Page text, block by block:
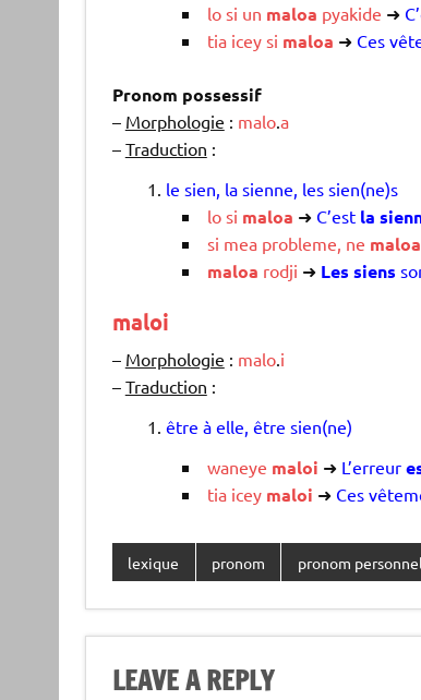
lo si un maloa pyakide ➜
tia icey si maloa ➜ Ces
Pronom possessif
– Morphologie : malo. a
– Traduction :
le sien, la sienne, les sien(ne)s
lo si maloa ➜ C’est la
si mea probleme ne maloa
maloa rodji ➜ Les siens
maloi
– Morphologie : malo. i
– Traduction :
être à elle, être sien(ne)
waneye maloi ➜ L’erreur
tia icey maloi ➜ Ces
lexique pronom pronom personnel
LEAVE A REPLY